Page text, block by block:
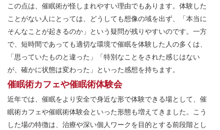
この点は、催眠術が怪しまれやすい理由でもあります。体験した
ことがない人にとっては、どうしても想像の域を出ず、「本当に
そんなことが起きるのか」という疑問が残りやすいのです。一方
で、短時間であっても適切な環境で催眠を体験した人の多くは、
「思っていたものと違った」「特別なことをされた感じはない
が、確かに状態は変わった」といった感想を持ちます。
催眠術カフェや催眠術体験会
近年では、催眠をより安全で身近な形で体験できる場として、催
眠術カフェや催眠術体験会といった形態も増えてきました。こう
した場の特徴は、治療や深い個人ワークを目的とする前段階とし